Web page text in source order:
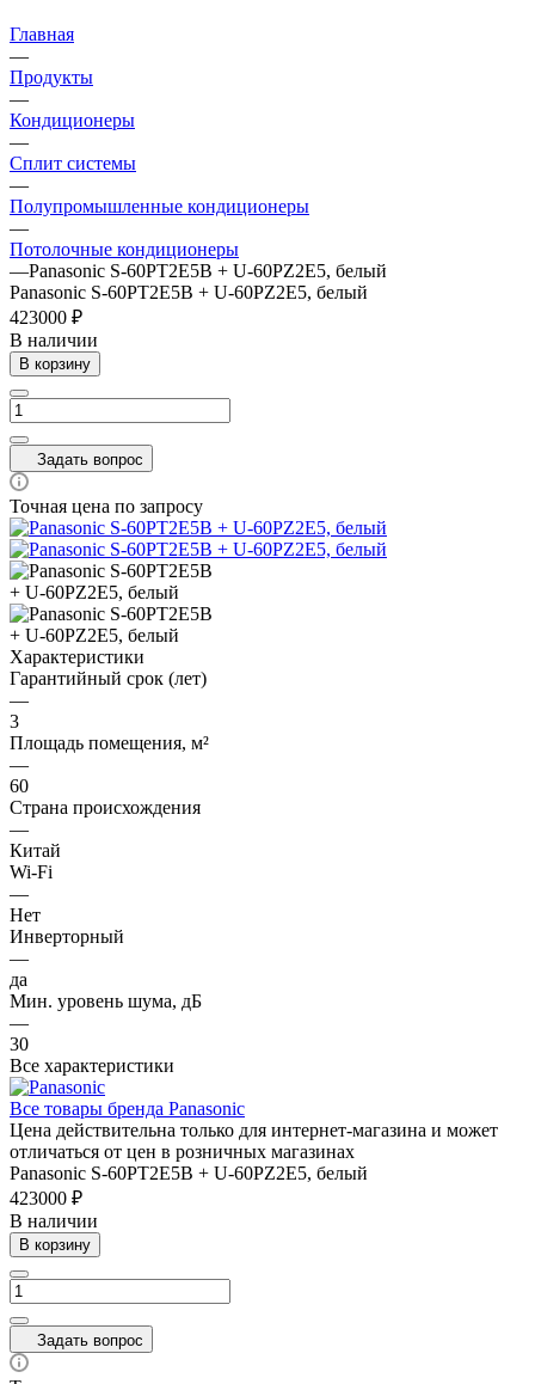
Главная
—
Продукты
—
Кондиционеры
—
Сплит системы
—
Полупромышленные кондиционеры
—
Потолочные кондиционеры
—Panasonic S-60PT2E5B + U-60PZ2E5, белый
Panasonic S-60PT2E5B + U-60PZ2E5, белый
423000 ₽
В наличии
В корзину
Задать вопрос
Точная цена по запросу
Характеристики
Гарантийный срок (лет)
—
3
Площадь помещения, м²
—
60
Страна происхождения
—
Китай
Wi-Fi
—
Нет
Инверторный
—
да
Мин. уровень шума, дБ
—
30
Все характеристики
Все товары бренда Panasonic
Цена действительна только для интернет-магазина и может
отличаться от цен в розничных магазинах
Panasonic S-60PT2E5B + U-60PZ2E5, белый
423000 ₽
В наличии
В корзину
Задать вопрос